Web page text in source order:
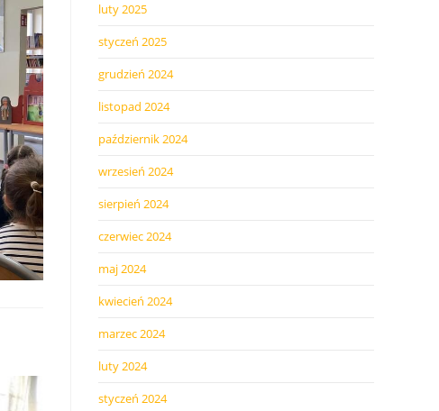
luty 2025
styczeń 2025
grudzień 2024
listopad 2024
październik 2024
wrzesień 2024
sierpień 2024
czerwiec 2024
maj 2024
kwiecień 2024
marzec 2024
luty 2024
styczeń 2024